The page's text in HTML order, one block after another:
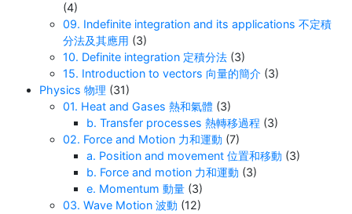
(4)
09. Indefinite integration and its applications 不定積
分法及其應用 (3)
10. Definite integration 定積分法 (3)
15. Introduction to vectors 向量的簡介 (3)
Physics 物理 (31)
01. Heat and Gases 熱和氣體 (3)
b. Transfer processes 熱轉移過程 (3)
02. Force and Motion 力和運動 (7)
a. Position and movement 位置和移動 (3)
b. Force and motion 力和運動 (3)
e. Momentum 動量 (3)
03. Wave Motion 波動 (12)